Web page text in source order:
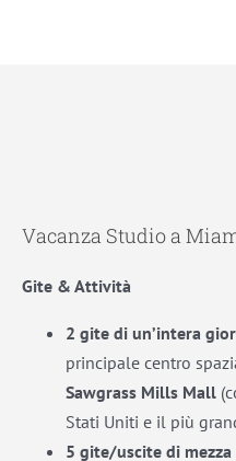
Vacanza Studio a
Gite & Attività
2 gite di un’intera
principale centro
Sawgrass Mills Mall
Stati Uniti e il più
5 gite/uscite di